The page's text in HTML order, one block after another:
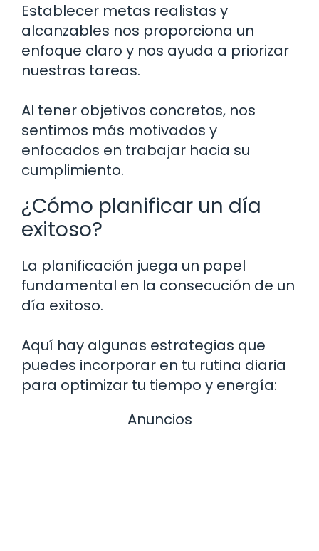
Establecer metas realistas y
alcanzables nos proporciona un
enfoque claro y nos ayuda a priorizar
nuestras tareas.
Al tener objetivos concretos, nos
sentimos más motivados y
enfocados en trabajar hacia su
cumplimiento.
¿Cómo planificar un día
exitoso?
La planificación juega un papel
fundamental en la consecución de un
día exitoso.
Aquí hay algunas estrategias que
puedes incorporar en tu rutina diaria
para optimizar tu tiempo y energía:
Anuncios